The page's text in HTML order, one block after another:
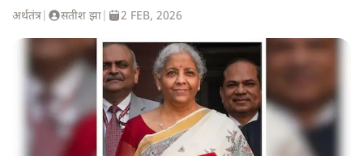
अर्थतंत्र सतीश झा 2 FEB, 2026